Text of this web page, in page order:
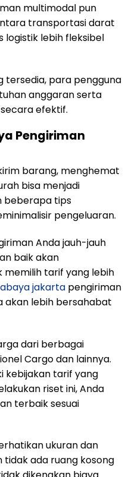
multimodal pun
transportasi darat
logistik lebih fleksibel
tersedia, para pengguna
anggaran serta
efektif.
Pengiriman
barang, menghemat
bisa menjadi
beberapa tips
pengeluaran.
Anda jauh-jauh
baik akan
memilih tarif yang lebih
jakarta pengiriman
akan lebih bersahabat
dari berbagai
Cargo dan lainnya.
kebijakan tarif yang
riset ini, Anda
terbaik sesuai
ukuran dan
ada ruang kosong